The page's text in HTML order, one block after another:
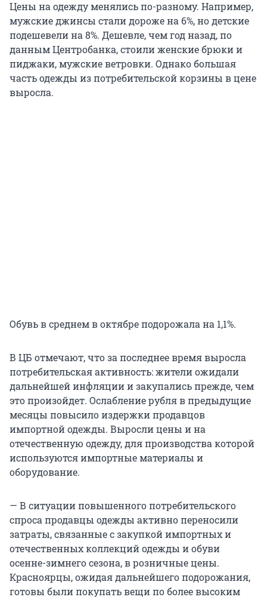
Цены на одежду менялись по-разному. Например,
мужские джинсы стали дороже на 6%, но детские
подешевели на 8%. Дешевле, чем год назад, по
данным Центробанка, стоили женские брюки и
пиджаки, мужские ветровки. Однако большая
часть одежды из потребительской корзины в цене
выросла.
Обувь в среднем в октябре подорожала на 1,1%.
В ЦБ отмечают, что за последнее время выросла
потребительская активность: жители ожидали
дальнейшей инфляции и закупались прежде, чем
это произойдет. Ослабление рубля в предыдущие
месяцы повысило издержки продавцов
импортной одежды. Выросли цены и на
отечественную одежду, для производства которой
используются импортные материалы и
оборудование.
— В ситуации повышенного потребительского
спроса продавцы одежды активно переносили
затраты, связанные с закупкой импортных и
отечественных коллекций одежды и обуви
осенне-зимнего сезона, в розничные цены.
Красноярцы, ожидая дальнейшего подорожания,
готовы были покупать вещи по более высоким